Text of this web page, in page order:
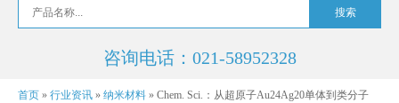
咨询电话：021-58952328
首页 » 行业资讯 » 纳米材料 » Chem. Sci.：从超原子Au24Ag20单体到类分子